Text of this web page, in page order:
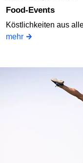
Food-Events
Köstlichkeiten aus
mehr